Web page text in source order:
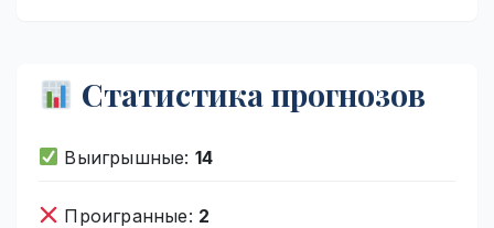
Статистика прогнозов
Выигрышные: 14
Проигранные: 2